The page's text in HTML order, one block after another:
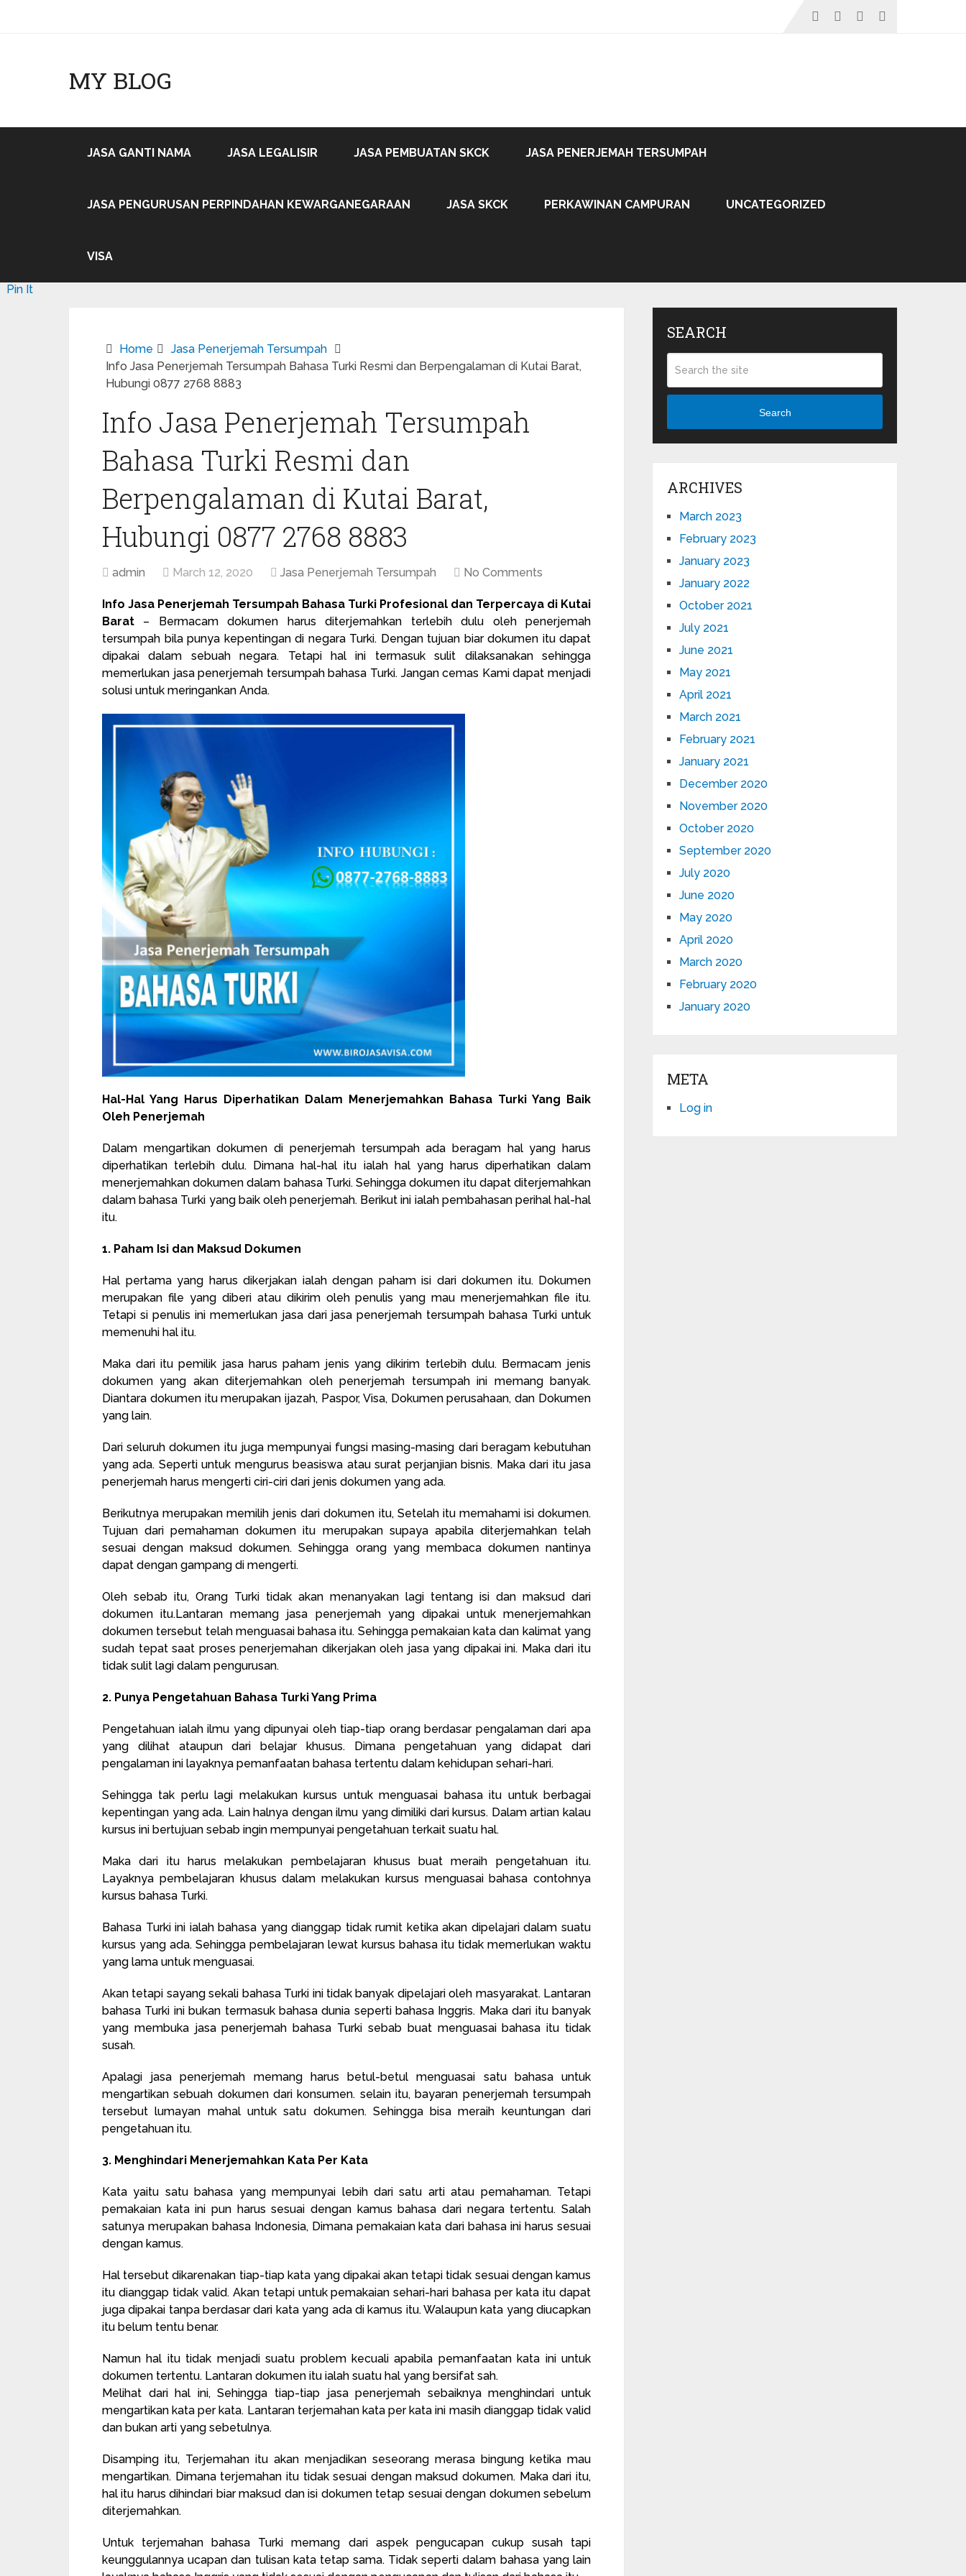
MY BLOG
JASA GANTI NAMA JASA LEGALISIR JASA PEMBUATAN SKCK JASA PENERJEMAH TERSUMPAH
JASA PENGURUSAN PERPINDAHAN KEWARGANEGARAAN JASA SKCK PERKAWINAN CAMPURAN UNCATEGORIZED
VISA
Home
Jasa Penerjemah Tersumpah
Info Jasa Penerjemah Tersumpah Bahasa Turki Resmi dan Berpengalaman di Kutai Barat,
Hubungi 0877 2768 8883
Info Jasa Penerjemah Tersumpah
Bahasa Turki Resmi dan
Berpengalaman di Kutai Barat,
Hubungi 0877 2768 8883
admin March 12, 2020 Jasa Penerjemah Tersumpah No Comments
Info Jasa Penerjemah Tersumpah Bahasa Turki Profesional dan Terpercaya di Kutai
Barat – Bermacam dokumen harus diterjemahkan terlebih dulu oleh penerjemah
tersumpah bila punya kepentingan di negara Turki. Dengan tujuan biar dokumen itu dapat
dipakai dalam sebuah negara. Tetapi hal ini termasuk sulit dilaksanakan sehingga
memerlukan jasa penerjemah tersumpah bahasa Turki. Jangan cemas Kami dapat menjadi
solusi untuk meringankan Anda.
Hal-Hal Yang Harus Diperhatikan Dalam Menerjemahkan Bahasa Turki Yang Baik
Oleh Penerjemah
Dalam mengartikan dokumen di penerjemah tersumpah ada beragam hal yang harus
diperhatikan terlebih dulu. Dimana hal-hal itu ialah hal yang harus diperhatikan dalam
menerjemahkan dokumen dalam bahasa Turki. Sehingga dokumen itu dapat diterjemahkan
dalam bahasa Turki yang baik oleh penerjemah. Berikut ini ialah pembahasan perihal hal-hal
itu.
1. Paham Isi dan Maksud Dokumen
Hal pertama yang harus dikerjakan ialah dengan paham isi dari dokumen itu. Dokumen
merupakan file yang diberi atau dikirim oleh penulis yang mau menerjemahkan file itu.
Tetapi si penulis ini memerlukan jasa dari jasa penerjemah tersumpah bahasa Turki untuk
memenuhi hal itu.
Maka dari itu pemilik jasa harus paham jenis yang dikirim terlebih dulu. Bermacam jenis
dokumen yang akan diterjemahkan oleh penerjemah tersumpah ini memang banyak.
Diantara dokumen itu merupakan ijazah, Paspor, Visa, Dokumen perusahaan, dan Dokumen
yang lain.
Dari seluruh dokumen itu juga mempunyai fungsi masing-masing dari beragam kebutuhan
yang ada. Seperti untuk mengurus beasiswa atau surat perjanjian bisnis. Maka dari itu jasa
penerjemah harus mengerti ciri-ciri dari jenis dokumen yang ada.
Berikutnya merupakan memilih jenis dari dokumen itu, Setelah itu memahami isi dokumen.
Tujuan dari pemahaman dokumen itu merupakan supaya apabila diterjemahkan telah
sesuai dengan maksud dokumen. Sehingga orang yang membaca dokumen nantinya
dapat dengan gampang di mengerti.
Oleh sebab itu, Orang Turki tidak akan menanyakan lagi tentang isi dan maksud dari
dokumen itu.Lantaran memang jasa penerjemah yang dipakai untuk menerjemahkan
dokumen tersebut telah menguasai bahasa itu. Sehingga pemakaian kata dan kalimat yang
sudah tepat saat proses penerjemahan dikerjakan oleh jasa yang dipakai ini. Maka dari itu
tidak sulit lagi dalam pengurusan.
2. Punya Pengetahuan Bahasa Turki Yang Prima
Pengetahuan ialah ilmu yang dipunyai oleh tiap-tiap orang berdasar pengalaman dari apa
yang dilihat ataupun dari belajar khusus. Dimana pengetahuan yang didapat dari
pengalaman ini layaknya pemanfaatan bahasa tertentu dalam kehidupan sehari-hari.
Sehingga tak perlu lagi melakukan kursus untuk menguasai bahasa itu untuk berbagai
kepentingan yang ada. Lain halnya dengan ilmu yang dimiliki dari kursus. Dalam artian kalau
kursus ini bertujuan sebab ingin mempunyai pengetahuan terkait suatu hal.
Maka dari itu harus melakukan pembelajaran khusus buat meraih pengetahuan itu.
Layaknya pembelajaran khusus dalam melakukan kursus menguasai bahasa contohnya
kursus bahasa Turki.
Bahasa Turki ini ialah bahasa yang dianggap tidak rumit ketika akan dipelajari dalam suatu
kursus yang ada. Sehingga pembelajaran lewat kursus bahasa itu tidak memerlukan waktu
yang lama untuk menguasai.
Akan tetapi sayang sekali bahasa Turki ini tidak banyak dipelajari oleh masyarakat. Lantaran
bahasa Turki ini bukan termasuk bahasa dunia seperti bahasa Inggris. Maka dari itu banyak
yang membuka jasa penerjemah bahasa Turki sebab buat menguasai bahasa itu tidak
susah.
Apalagi jasa penerjemah memang harus betul-betul menguasai satu bahasa untuk
mengartikan sebuah dokumen dari konsumen. selain itu, bayaran penerjemah tersumpah
tersebut lumayan mahal untuk satu dokumen. Sehingga bisa meraih keuntungan dari
pengetahuan itu.
3. Menghindari Menerjemahkan Kata Per Kata
Kata yaitu satu bahasa yang mempunyai lebih dari satu arti atau pemahaman. Tetapi
pemakaian kata ini pun harus sesuai dengan kamus bahasa dari negara tertentu. Salah
satunya merupakan bahasa Indonesia, Dimana pemakaian kata dari bahasa ini harus sesuai
dengan kamus.
Hal tersebut dikarenakan tiap-tiap kata yang dipakai akan tetapi tidak sesuai dengan kamus
itu dianggap tidak valid. Akan tetapi untuk pemakaian sehari-hari bahasa per kata itu dapat
juga dipakai tanpa berdasar dari kata yang ada di kamus itu. Walaupun kata yang diucapkan
itu belum tentu benar.
Namun hal itu tidak menjadi suatu problem kecuali apabila pemanfaatan kata ini untuk
dokumen tertentu. Lantaran dokumen itu ialah suatu hal yang bersifat sah.
Melihat dari hal ini, Sehingga tiap-tiap jasa penerjemah sebaiknya menghindari untuk
mengartikan kata per kata. Lantaran terjemahan kata per kata ini masih dianggap tidak valid
dan bukan arti yang sebetulnya.
Disamping itu, Terjemahan itu akan menjadikan seseorang merasa bingung ketika mau
mengartikan. Dimana terjemahan itu tidak sesuai dengan maksud dokumen. Maka dari itu,
hal itu harus dihindari biar maksud dan isi dokumen tetap sesuai dengan dokumen sebelum
diterjemahkan.
Untuk terjemahan bahasa Turki memang dari aspek pengucapan cukup susah tapi
keunggulannya ucapan dan tulisan kata tetap sama. Tidak seperti dalam bahasa yang lain
Pin It
SEARCH
Search
ARCHIVES
March 2023
February 2023
January 2023
January 2022
October 2021
July 2021
June 2021
May 2021
April 2021
March 2021
February 2021
January 2021
December 2020
November 2020
October 2020
September 2020
July 2020
June 2020
May 2020
April 2020
March 2020
February 2020
January 2020
META
Log in